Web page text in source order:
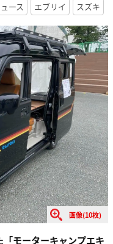
ース エブリイ スズキ
画像(10枚)
モーターキャンプエキ